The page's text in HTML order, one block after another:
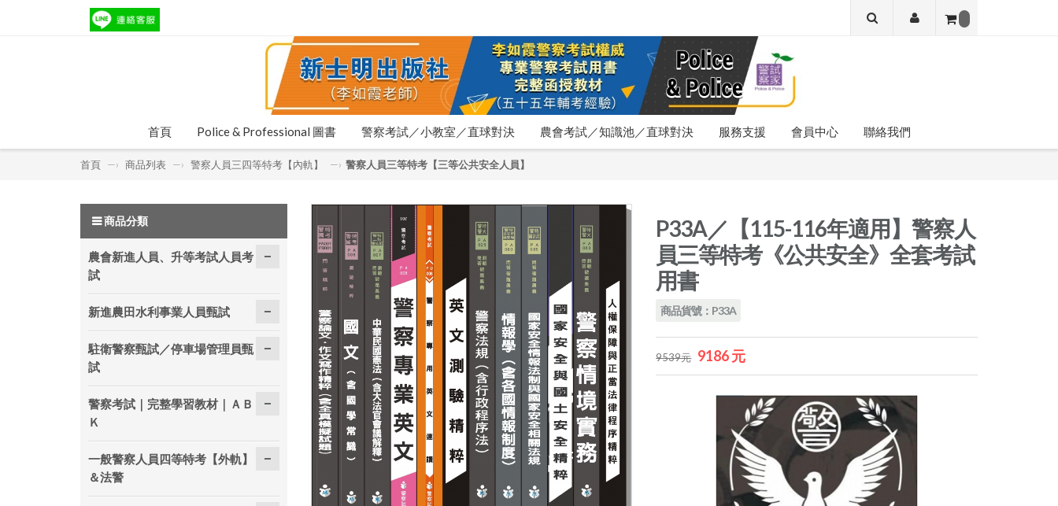
首頁 Police & Professional 圖書 警察考試／小教室／直球對決 農會考試／知識池／直球對決 服務支援 會員中心 聯絡我們
首頁 —› 商品列表 —› 警察人員三四等特考【內軌】 —› 警察人員三等特考【三等公共安全人員】
P33A／【115-116年適用】警察人
員三等特考《公共安全》全套考試
用書
商品貨號：P33A
9539元 9186 元
商品分類
農會新進人員、升等考試人員考
試
新進農田水利事業人員甄試
駐衛警察甄試／停車場管理員甄
試
警察考試｜完整學習教材｜ＡＢ
Ｋ
一般警察人員四等特考【外軌】
＆法警